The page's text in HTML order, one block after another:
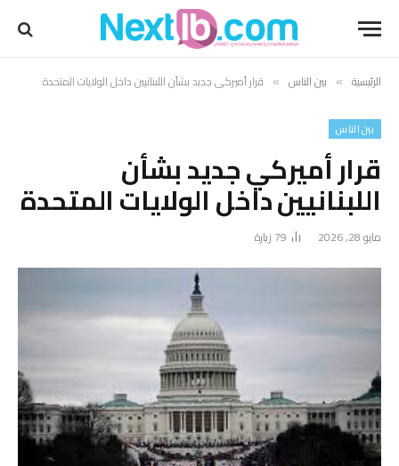
الرئيسية » بين الناس » قرار أميركي جديد بشأن اللبنانيين داخل الولايات المتحدة
بين الناس
قرار أميركي جديد بشأن
اللبنانيين داخل الولايات المتحدة
مايو 28, 2026 79 زيارة